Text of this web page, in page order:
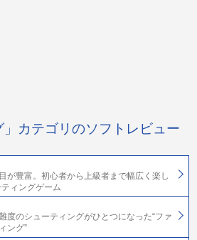
」カテゴリのソフトレビュー
が豊富。初心者から上級者まで幅広く楽し
ィングゲーム
度のシューティングがひとつになった“ファ
ング”